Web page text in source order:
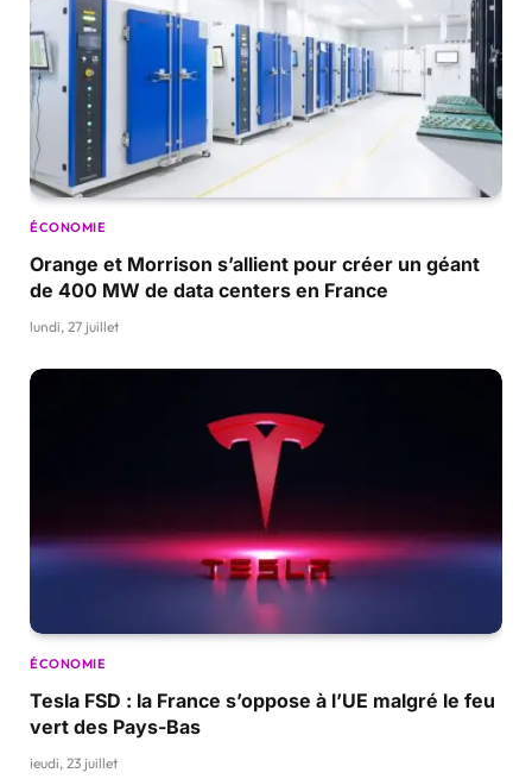
ÉCONOMIE
Orange et Morrison s’allient pour créer un géant
de 400 MW de data centers en France
lundi, 27 juillet
ÉCONOMIE
Tesla FSD : la France s’oppose à l’UE malgré le feu
vert des Pays-Bas
jeudi, 23 juillet